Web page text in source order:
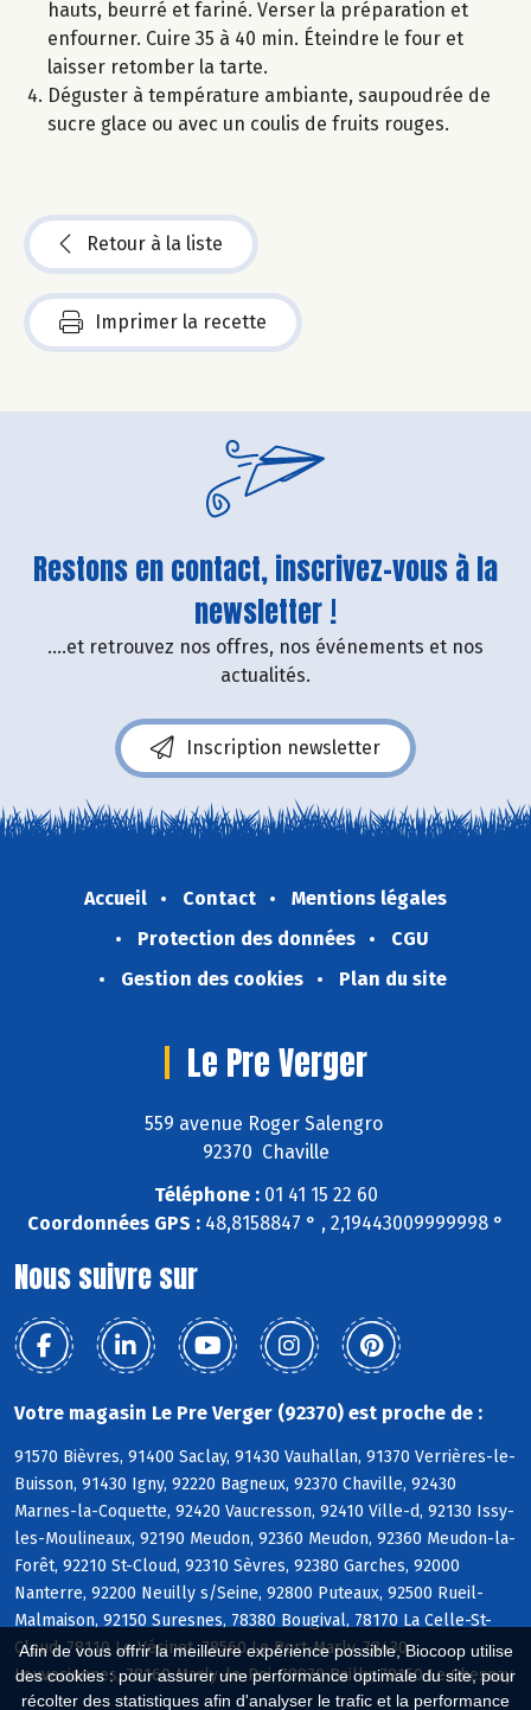
Afin de vous offrir la meilleure expérience possible, Biocoop utilise
des cookies : pour assurer une performance optimale du site, pour
récolter des statistiques afin d'analyser le trafic et la performance
hauts, beurré et fariné. Verser la préparation et
enfourner. Cuire 35 à 40 min. Éteindre le four et
laisser retomber la tarte.
Déguster à température ambiante, saupoudrée de
sucre glace ou avec un coulis de fruits rouges.
Retour à la liste
Imprimer la recette
Restons en contact, inscrivez-vous à la
newsletter !
....et retrouvez nos offres, nos événements et nos
actualités.
Inscription newsletter
Accueil Contact
Mentions légales
Protection des données
CGU
Gestion des cookies
Plan du site
Le Pre Verger
559 avenue Roger Salengro
92370 Chaville
Téléphone :01 41 15 22 60
Coordonnées GPS : 48,8158847 ° , 2,19443009999998 °
Nous suivre sur
Votre magasin Le Pre Verger (92370) est proche de :
91570 Bièvres, 91400 Saclay, 91430 Vauhallan, 91370 Verrières-le-
Buisson, 91430 Igny, 92220 Bagneux, 92370 Chaville, 92430
Marnes-la-Coquette, 92420 Vaucresson, 92410 Ville-d, 92130 Issy-
les-Moulineaux, 92190 Meudon, 92360 Meudon, 92360 Meudon-la-
Forêt, 92210 St-Cloud, 92310 Sèvres, 92380 Garches, 92000
Nanterre, 92200 Neuilly s/Seine, 92800 Puteaux, 92500 Rueil-
Malmaison, 92150 Suresnes, 78380 Bougival, 78170 La Celle-St-
Cloud, 78110 Le Vésinet, 78560 Le Port-Marly, 78430
Louveciennes, 78160 Marly-le-Roi, 78870 Bailly, 78150 Le Chesnay